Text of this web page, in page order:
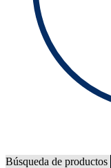
Búsqueda de productos